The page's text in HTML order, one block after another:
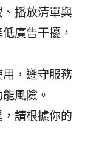
播放清單與
廣告干擾，
，遵守服務
風險。
請根據你的